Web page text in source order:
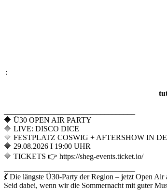
:
🔷 Ü30 OPEN AIR PARTY
🔷 LIVE: DISCO DICE
🔷 FESTPLATZ COSWIG + AFTERSHOW IN
🔷 29.08.2026 I 19:00 UHR
🔷 TICKETS 👉 https://sheg-events.ticket.io/
💃 Die längste Ü30-Party der Region – jetzt Open
Seid dabei, wenn wir die Sommernacht mit guter